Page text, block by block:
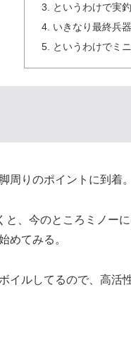
というわけで実釣
いきなり最終兵
というわけでミ
周りのポイントに到着。
、今のところミノー
めてみる。
イルしてるので、高活